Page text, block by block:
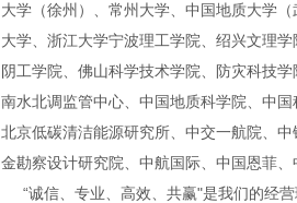
大学（徐州）、常州大学、中国地质大学
大学、浙江大学宁波理工学院、绍兴文理
阴工学院、佛山科学技术学院、防灾科技
南水北调监管中心、中国地质科学院、中
北京低碳清洁能源研究所、中交一航院、
金勘察设计研究院、中航国际、中国恩菲
“诚信、专业、高效、共赢"是我们的经